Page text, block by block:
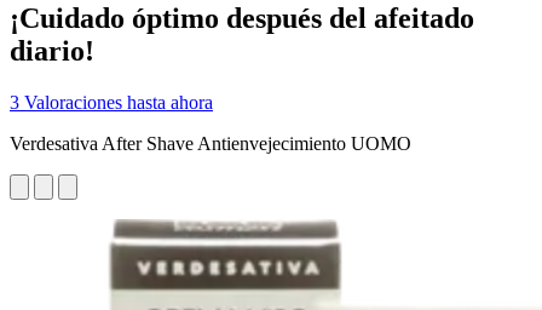
¡Cuidado óptimo después del afeitado
diario!
3 Valoraciones hasta ahora
Verdesativa After Shave Antienvejecimiento UOMO